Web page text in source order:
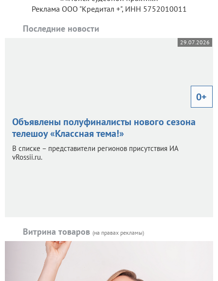
Реклама ООО "Кредитал +", ИНН 5752010011
Последние новости
29.07.2026
0+
Объявлены полуфиналисты нового сезона
телешоу «Классная тема!»
В списке – представители регионов присутствия ИА
vRossii.ru.
Витрина товаров (на правах рекламы)